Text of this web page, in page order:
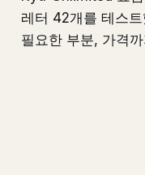
레터 42개를 테스
필요한 부분, 가격